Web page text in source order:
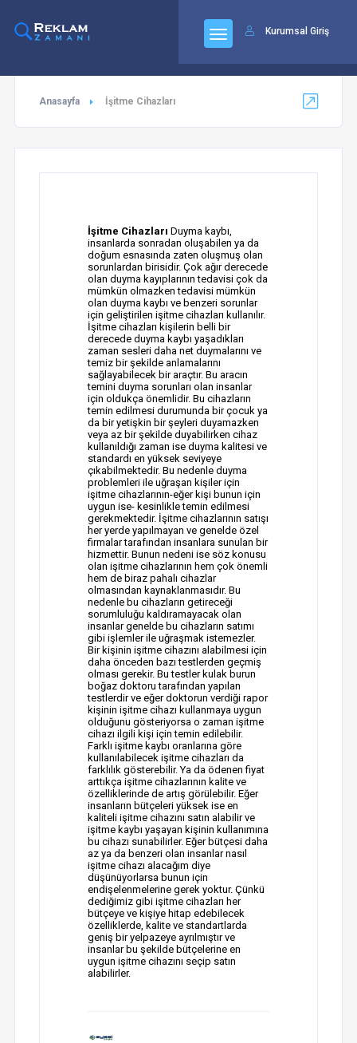
Kurumsal Giriş
Anasayfa İşitme Cihazları
İşitme Cihazları Duyma kaybı,
insanlarda sonradan oluşabilen ya da
doğum esnasında zaten oluşmuş olan
sorunlardan birisidir. Çok ağır derecede
olan duyma kayıplarının tedavisi çok da
mümkün olmazken tedavisi mümkün
olan duyma kaybı ve benzeri sorunlar
için geliştirilen işitme cihazları kullanılır.
İşitme cihazları kişilerin belli bir
derecede duyma kaybı yaşadıkları
zaman sesleri daha net duymalarını ve
temiz bir şekilde anlamalarını
sağlayabilecek bir araçtır. Bu aracın
temini duyma sorunları olan insanlar
için oldukça önemlidir. Bu cihazların
temin edilmesi durumunda bir çocuk ya
da bir yetişkin bir şeyleri duyamazken
veya az bir şekilde duyabilirken cihaz
kullanıldığı zaman ise duyma kalitesi ve
standardı en yüksek seviyeye
çıkabilmektedir. Bu nedenle duyma
problemleri ile uğraşan kişiler için
işitme cihazlarının-eğer kişi bunun için
uygun ise- kesinlikle temin edilmesi
gerekmektedir. İşitme cihazlarının satışı
her yerde yapılmayan ve genelde özel
firmalar tarafından insanlara sunulan bir
hizmettir. Bunun nedeni ise söz konusu
olan işitme cihazlarının hem çok önemli
hem de biraz pahalı cihazlar
olmasından kaynaklanmasıdır. Bu
nedenle bu cihazların getireceği
sorumluluğu kaldıramayacak olan
insanlar genelde bu cihazların satımı
gibi işlemler ile uğraşmak istemezler.
Bir kişinin işitme cihazını alabilmesi için
daha önceden bazı testlerden geçmiş
olması gerekir. Bu testler kulak burun
boğaz doktoru tarafından yapılan
testlerdir ve eğer doktorun verdiği rapor
kişinin işitme cihazı kullanmaya uygun
olduğunu gösteriyorsa o zaman işitme
cihazı ilgili kişi için temin edilebilir.
Farklı işitme kaybı oranlarına göre
kullanılabilecek işitme cihazları da
farklılık gösterebilir. Ya da ödenen fiyat
arttıkça işitme cihazlarının kalite ve
özelliklerinde de artış görülebilir. Eğer
insanların bütçeleri yüksek ise en
kaliteli işitme cihazını satın alabilir ve
işitme kaybı yaşayan kişinin kullanımına
bu cihazı sunabilirler. Eğer bütçesi daha
az ya da benzeri olan insanlar nasıl
işitme cihazı alacağım diye
düşünüyorlarsa bunun için
endişelenmelerine gerek yoktur. Çünkü
dediğimiz gibi işitme cihazları her
bütçeye ve kişiye hitap edebilecek
özelliklerde, kalite ve standartlarda
geniş bir yelpazeye ayrılmıştır ve
insanlar bu şekilde bütçelerine en
uygun işitme cihazını seçip satın
alabilirler.